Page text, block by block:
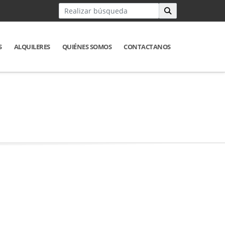
ALQUILERES QUIÉNES SOMOS CONTACTANOS